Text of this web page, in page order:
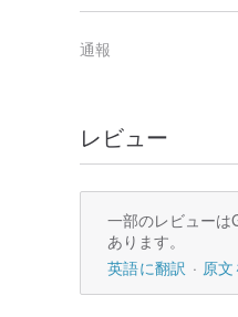
通報
レビュー
一部のレビューは
あります。
英語に翻訳
原